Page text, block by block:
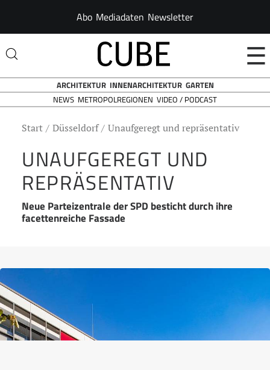
Abo Mediadaten Newsletter
☰
ARCHITEKTUR INNENARCHITEKTUR GARTEN
NEWS METROPOLREGIONEN VIDEO / PODCAST
Start Düsseldorf Unaufgeregt und repräsentativ
UNAUFGEREGT UND
REPRÄSENTATIV
Neue Parteizentrale der SPD besticht durch ihre
facettenreiche Fassade